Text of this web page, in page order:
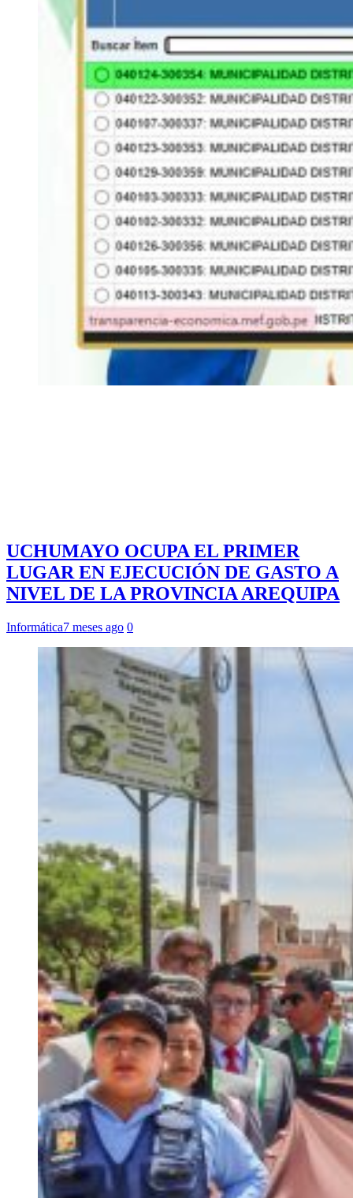
UCHUMAYO OCUPA EL PRIMER
LUGAR EN EJECUCIÓN DE GASTO A
NIVEL DE LA PROVINCIA AREQUIPA
Informática7 meses ago 0